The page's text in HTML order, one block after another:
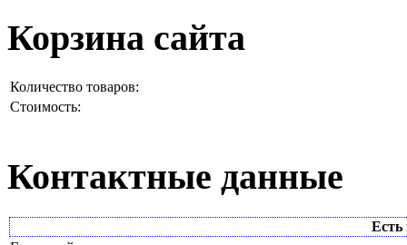
Корзина сайта
Количество товаров:
Стоимость:
Контактные данные
Есть